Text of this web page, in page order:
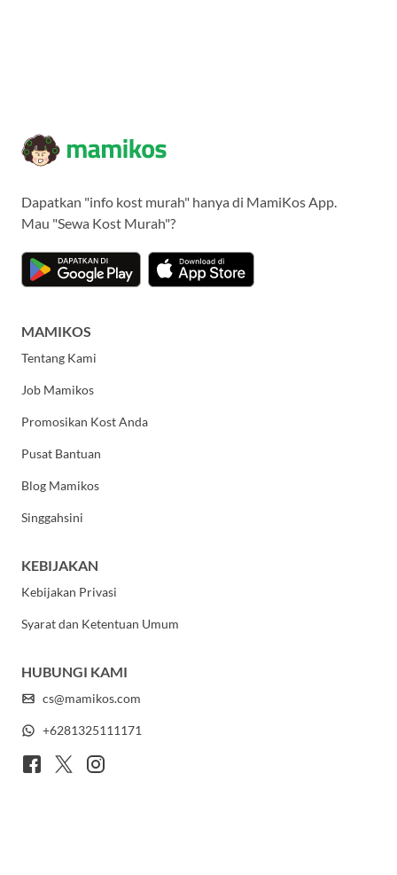
Dapatkan "info kost murah" hanya di MamiKos App.
Mau "Sewa Kost Murah"?
MAMIKOS
Tentang Kami
Job Mamikos
Promosikan Kost Anda
Pusat Bantuan
Blog Mamikos
Singgahsini
KEBIJAKAN
Kebijakan Privasi
Syarat dan Ketentuan Umum
HUBUNGI KAMI
cs@mamikos.com
+6281325111171